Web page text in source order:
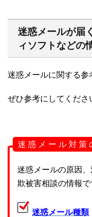
迷惑メールが届
ィソフトなどの
迷惑メールに関する参
ぜひ参考にしてくださ
迷 惑 メ ー ル 対 策
迷惑メールの原因
欺被害相談の情報で
迷惑メール種類